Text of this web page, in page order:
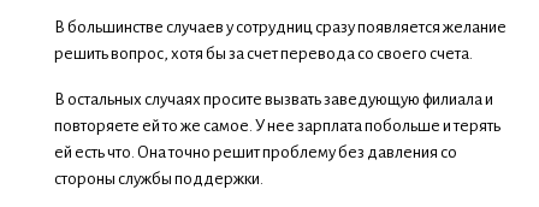
В большинстве случаев у сотрудниц сразу появляется желание
решить вопрос, хотя бы за счет перевода со своего счета.
В остальных случаях просите вызвать заведующую филиала и
повторяете ей то же самое. У нее зарплата побольше и терять
ей есть что. Она точно решит проблему без давления со
стороны службы поддержки.